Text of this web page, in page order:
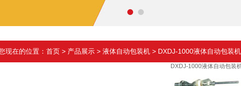
现在的位置： 首页 > 产品展示 > 液体自动包装机 > DXDJ-1000液体自动包装机
DXDJ-1000液体自动包装